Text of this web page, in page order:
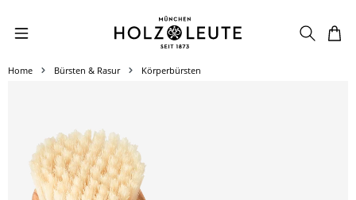
Zum Hauptinhalt springen
Home Bürsten & Rasur Körperbürsten